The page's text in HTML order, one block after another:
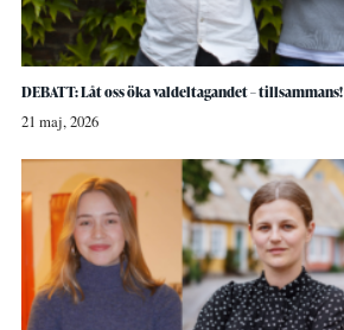
DEBATT: Låt oss öka valdeltagandet – tillsammans!
21 maj, 2026